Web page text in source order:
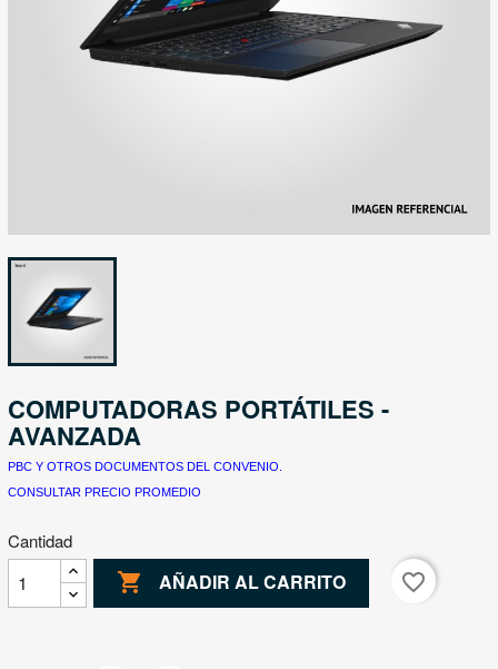
COMPUTADORAS PORTÁTILES -
AVANZADA
PBC Y OTROS DOCUMENTOS DEL CONVENIO.
CONSULTAR PRECIO PROMEDIO
Cantidad
 AÑADIR AL CARRITO favorite_border